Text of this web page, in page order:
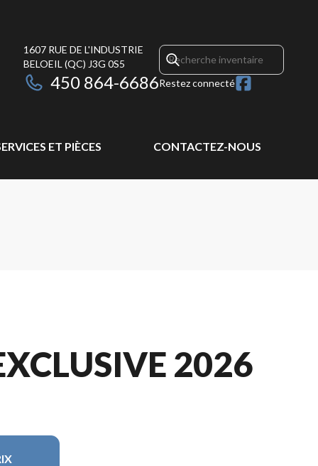
1607 RUE DE L'INDUSTRIE
BELOEIL (QC) J3G 0S5
450 864-6686Restez connecté
ET PIÈCES CONTACTEZ-NOUS
2026